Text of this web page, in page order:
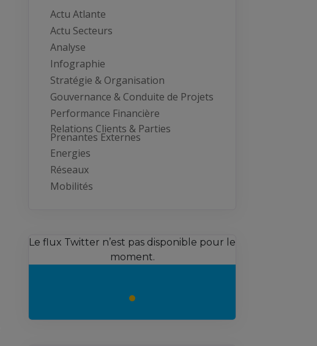
Actu Atlante
Actu Secteurs
Analyse
Infographie
Stratégie & Organisation
Gouvernance & Conduite de Projets
Performance Financière
Relations Clients & Parties
Prenantes Externes
Energies
Réseaux
Mobilités
Le flux Twitter n’est pas disponible pour le
moment.